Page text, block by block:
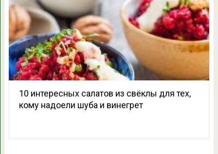
10 интересных салатов из свёклы для тех,
кому надоели шуба и винегрет